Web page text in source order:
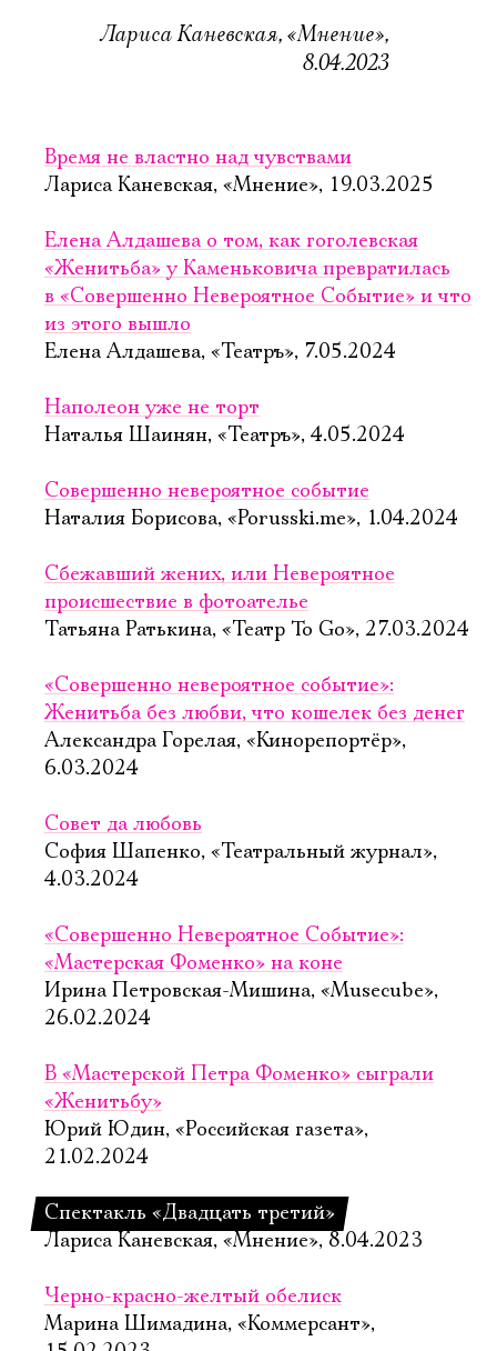
Лариса Каневская, «Мнение»,
8.04.2023
Время не властно над чувствами
Лариса Каневская, «Мнение», 19.03.2025
Елена Алдашева о том, как гоголевская
«Женитьба» у Каменьковича превратилась
в «Совершенно Невероятное Событие» и что
из этого вышло
Елена Алдашева, «Театръ», 7.05.2024
Наполеон уже не торт
Наталья Шаинян, «Театръ», 4.05.2024
Совершенно невероятное событие
Наталия Борисова, «Porusski.me», 1.04.2024
Сбежавший жених, или Невероятное
происшествие в фотоателье
Татьяна Ратькина, «Театр To Go», 27.03.2024
«Совершенно невероятное событие»:
Женитьба без любви, что кошелек без денег
Александра Горелая, «Кинорепортёр»,
6.03.2024
Совет да любовь
София Шапенко, «Театральный журнал»,
4.03.2024
«Совершенно Невероятное Событие»:
«Мастерская Фоменко» на коне
Ирина Петровская-Мишина, «Musecube»,
26.02.2024
В «Мастерской Петра Фоменко» сыграли
«Женитьбу»
Юрий Юдин, «Российская газета»,
21.02.2024
Спектакль «Двадцать третий»
Лариса Каневская, «Мнение», 8.04.2023
Черно-красно-желтый обелиск
Марина Шимадина, «Коммерсант»,